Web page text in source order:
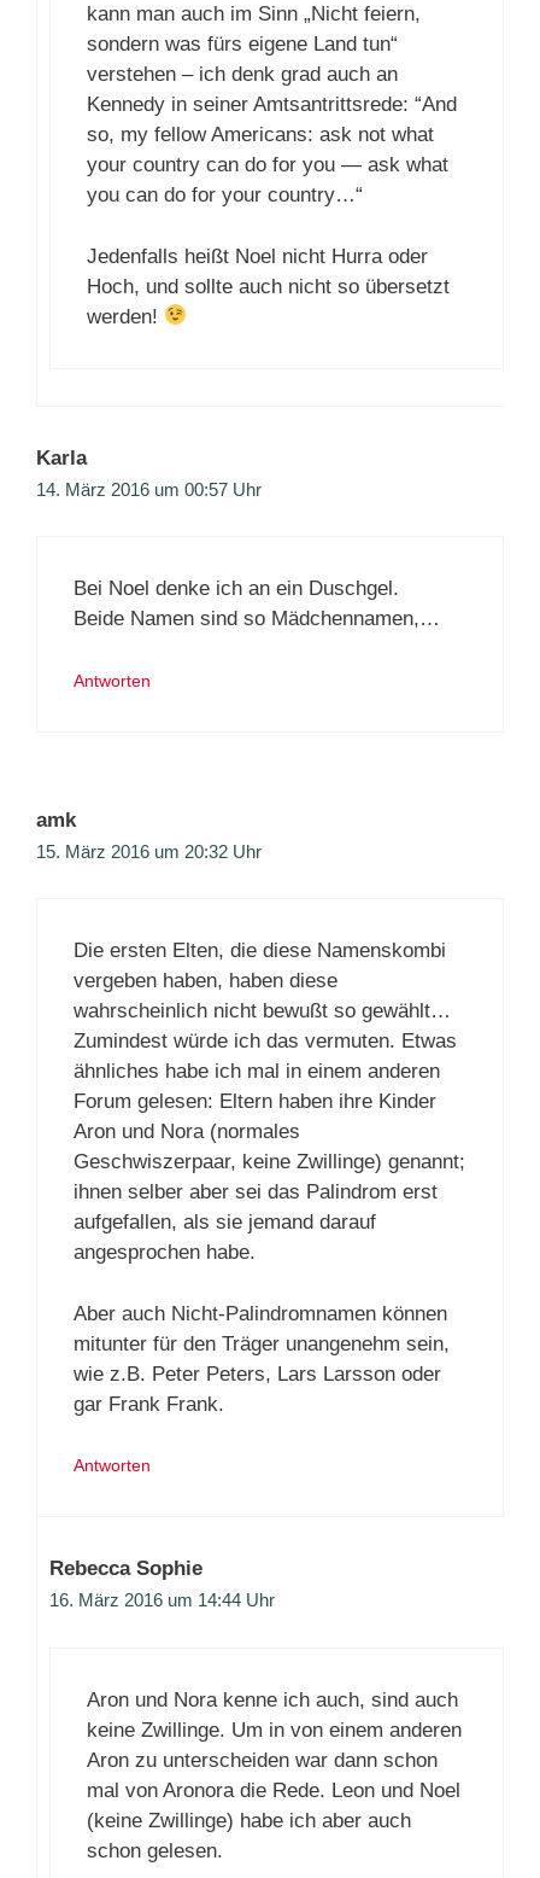
kann man auch im Sinn „Nicht feiern,
sondern was fürs eigene Land tun“
verstehen – ich denk grad auch an
Kennedy in seiner Amtsantrittsrede: “And
so, my fellow Americans: ask not what
your country can do for you — ask what
you can do for your country…“
Jedenfalls heißt Noel nicht Hurra oder
Hoch, und sollte auch nicht so übersetzt
werden!
Karla
14. März 2016 um 00:57 Uhr
Bei Noel denke ich an ein Duschgel.
Beide Namen sind so Mädchennamen,…
Antworten
amk
15. März 2016 um 20:32 Uhr
Die ersten Elten, die diese Namenskombi
vergeben haben, haben diese
wahrscheinlich nicht bewußt so gewählt…
Zumindest würde ich das vermuten. Etwas
ähnliches habe ich mal in einem anderen
Forum gelesen: Eltern haben ihre Kinder
Aron und Nora (normales
Geschwiszerpaar, keine Zwillinge) genannt;
ihnen selber aber sei das Palindrom erst
aufgefallen, als sie jemand darauf
angesprochen habe.
Aber auch Nicht-Palindromnamen können
mitunter für den Träger unangenehm sein,
wie z.B. Peter Peters, Lars Larsson oder
gar Frank Frank.
Antworten
Rebecca Sophie
16. März 2016 um 14:44 Uhr
Aron und Nora kenne ich auch, sind auch
keine Zwillinge. Um in von einem anderen
Aron zu unterscheiden war dann schon
mal von Aronora die Rede. Leon und Noel
(keine Zwillinge) habe ich aber auch
schon gelesen.